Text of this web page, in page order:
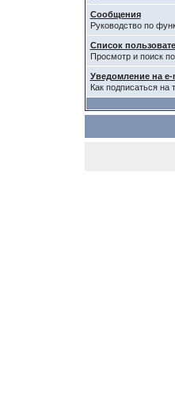
Сообщения
Руководство по
Список
Просмотр и поиск
Уведомление на
Как подписаться на